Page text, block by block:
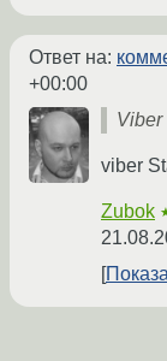
Ответ на:
+00:00
Viber
viber
Zubok